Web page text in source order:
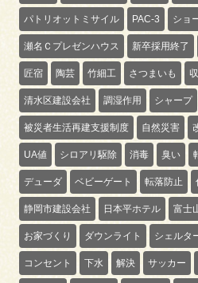
パトリオットミサイル PAC-3 ショ
瀬名Ｃプレゼンハウス 新卒採用終了
匠宿 陶芸 竹細工 さつまいも
清水区建設会社 調湿作用 シャープ
被災者生活再建支援制度 自然災害
UA値 シロアリ駆除 消毒 臭い
デューダ ベビーゲート 転落防止
静岡市建設会社 日本平ホテル 富士
お家づくり ダウンライト シェルタ
コンセント 下水 解決 サッカー